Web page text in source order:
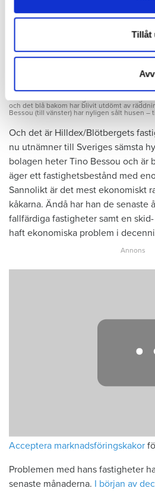
du har använt deras tjänster.
Tillåt
Tar inte ansvar. Blötberget i Dalarna. Det
och det blå bakom har blivit utdömt av
Bessou (till vänster) har nyligen sålt husen –
Och det är Hilldex/Blötbergets
nu utnämner till Sveriges sämsta
bolagen heter Tino Bessou och är
äger ett fastighetsbestånd med
Sannolikt är det mest ekonomiskt
kåkarna. Ändå har han de senaste
fallfärdiga fastigheter samt en
haft ekonomiska problem i
Acceptera marknadsföringskakor
Problemen med hans fastigheter
senaste månaderna. I början av